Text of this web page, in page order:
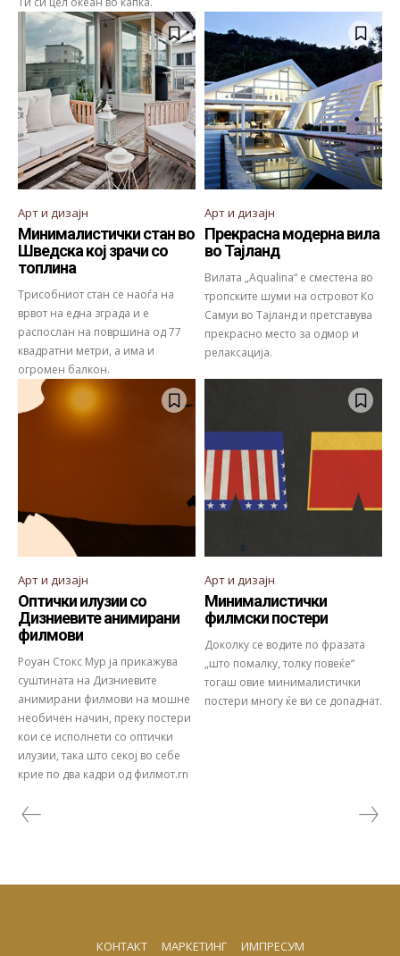
Арт и дизајн
Минималистички стан во
Шведска кој зрачи со
топлина
Трисобниот стан се наоѓа на
врвот на една зграда и е
распослан на површина од 77
квадратни метри, а има и
огромен балкон.
Арт и дизајн
Прекрасна модерна вила
во Тајланд
Вилата „Aqualina“ е сместена во
тропските шуми на островот Ко
Самуи во Тајланд и претставува
прекрасно место за одмор и
релаксација.
Арт и дизајн
Оптички илузии со
Дизниевите анимирани
филмови
Роуан Стокс Мур ја прикажува
суштината на Дизниевите
анимирани филмови на мошне
необичен начин, преку постери
кои се исполнети со оптички
илузии, така што секој во себе
крие по два кадри од филмот.rn
Арт и дизајн
Минималистички
филмски постери
Доколку се водите по фразата
„што помалку, толку повеќе“
тогаш овие минималистички
постери многу ќе ви се допаднат.
КОНТАКТ МАРКЕТИНГ ИМПРЕСУМ